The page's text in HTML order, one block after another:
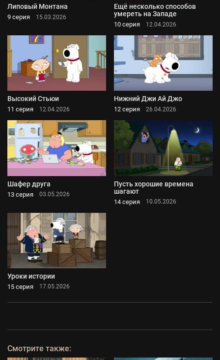
Липовый Монтана
9 серия 15.03.2026
Ещё несколько способов
умереть на Западе
10 серия 12.04.2026
Высокий Стьюи
11 серия 12.04.2026
Нижний Джи Ай Джо
12 серия 26.04.2026
Шафер друга
13 серия 03.05.2026
Пусть хорошие времена
шагают
14 серия 10.05.2026
Уроки истории
15 серия 17.05.2026
Смотрите также: